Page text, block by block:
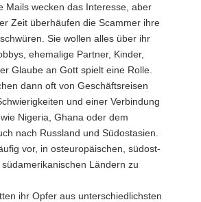
Mails wecken das Interesse, aber
Zeit überhäufen die Scammer ihre
Sie wollen alles über ihr
ehemalige Partner, Kinder,
Glaube an Gott spielt eine Rolle.
dann oft von Geschäftsreisen
und einer Verbindung
Nigeria, Ghana oder dem
nach Russland und Südostasien.
vor, in osteuropäischen, südost-
Ländern zu
ihr Opfer aus unterschiedlichsten